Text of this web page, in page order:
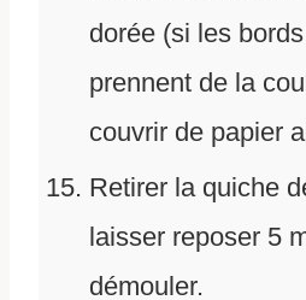
dorée (si les
prennent de la
couvrir de papier
Retirer la quiche
laisser reposer 5
démouler.